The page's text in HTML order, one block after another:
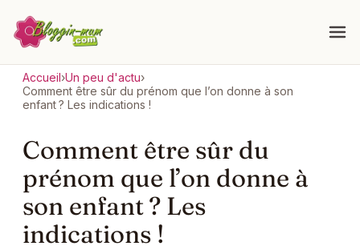
Accueil›Un peu d'actu›
Comment être sûr du prénom que l’on donne à son
enfant ? Les indications !
Comment être sûr du
prénom que l’on donne à
son enfant ? Les
indications !